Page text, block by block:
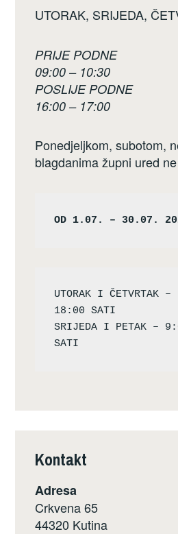
UTORAK, SRIJEDA,
PRIJE PODNE
09:00 – 10:30
POSLIJE PODNE
16:00 – 17:00
Ponedjeljkom, subotom,
blagdanima župni ured
OD 1.07. – 30.07.
UTORAK I ČETVRTAK
18:00 SATI
SRIJEDA I PETAK –
Kontakt
Adresa
Crkvena 65
44320 Kutina